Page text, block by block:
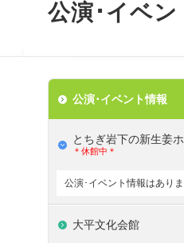
公演･イベン
公演･イベント情報
とちぎ岩下の新⽣姜
＊休館中＊
公演･イベント情報はあり
大平文化会館